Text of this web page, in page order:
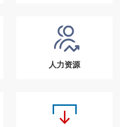
人力资源